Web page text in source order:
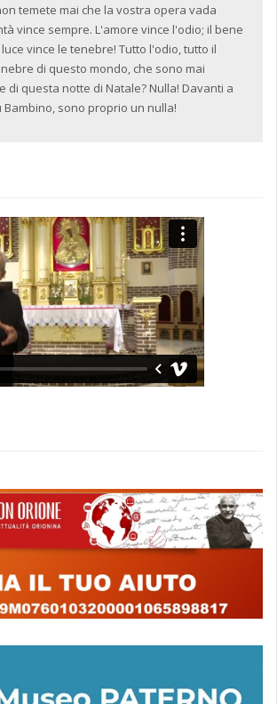
temete mai che la vostra opera vada
vince sempre. L'amore vince l'odio; il bene
vince le tenebre! Tutto l'odio, tutto il
di questo mondo, che sono mai
di questa notte di Natale? Nulla! Davanti a
Bambino, sono proprio un nulla!